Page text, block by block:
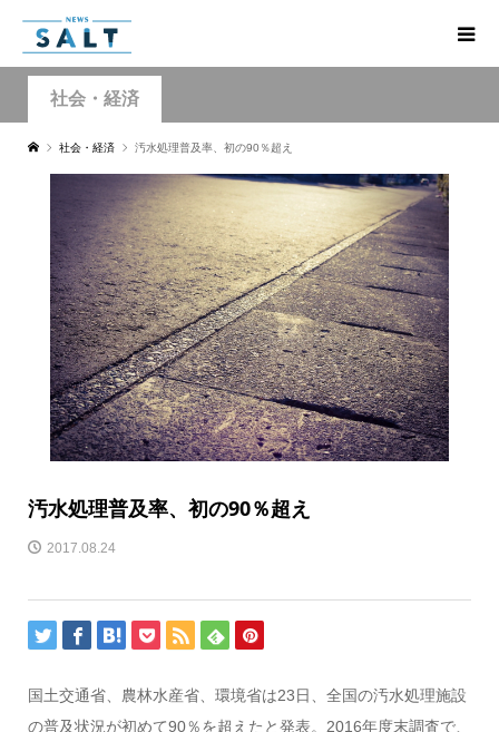
社会・経済
社会・経済 汚水処理普及率、初の90％超え
汚水処理普及率、初の90％超え
2017.08.24
国土交通省、農林水産省、環境省は23日、全国の汚水処理施設
の普及状況が初めて90％を超えたと発表。2016年度末調査で、